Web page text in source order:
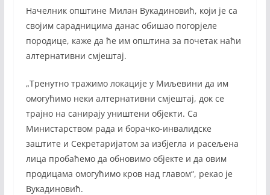
Начелник општине Милан Вукадиновић, који је са
својим сарадницима данас обишао погорјеле
породице, каже да ће им општина за почетак наћи
алтернативни смјештај.
„Тренутно тражимо локације у Миљевини да им
омогућимо неки алтернативни смјештај, док се
трајно на санирају уништени објекти. Са
Министарством рада и борачко-инвалидске
заштите и Секретаријатом за избјегла и расељена
лица пробаћемо да обновимо објекте и да овим
продицама омогућимо кров над главом“, рекао је
Вукадиновић.